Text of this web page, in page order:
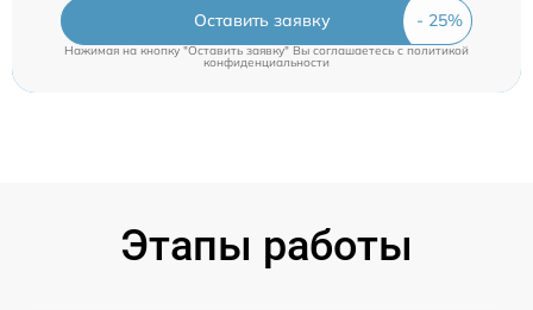
Оставить заявку
Нажимая на кнопку "Оставить заявку" Вы соглашаетесь cполитикой
конфиденциальности
Этапы работы